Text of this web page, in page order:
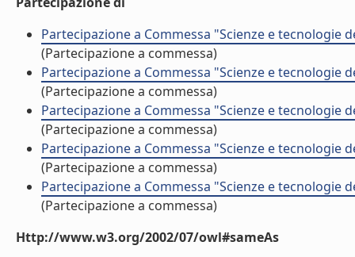
Partecipazione a Commessa "Scienze e tecnologie
(Partecipazione a commessa)
Partecipazione a Commessa "Scienze e tecnologie
(Partecipazione a commessa)
Partecipazione a Commessa "Scienze e tecnologie
(Partecipazione a commessa)
Partecipazione a Commessa "Scienze e tecnologie
(Partecipazione a commessa)
Partecipazione a Commessa "Scienze e tecnologie
(Partecipazione a commessa)
Http://www.w3.org/2002/07/owl#sameAs